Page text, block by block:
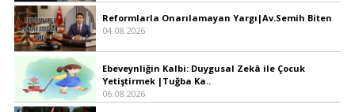
Reformlarla Onarılamayan Yargı|Av.Semih Biten
04.08.2026
Ebeveynliğin Kalbi: Duygusal Zekâ ile Çocuk
Yetiştirmek |Tuğba Ka..
06.08.2026